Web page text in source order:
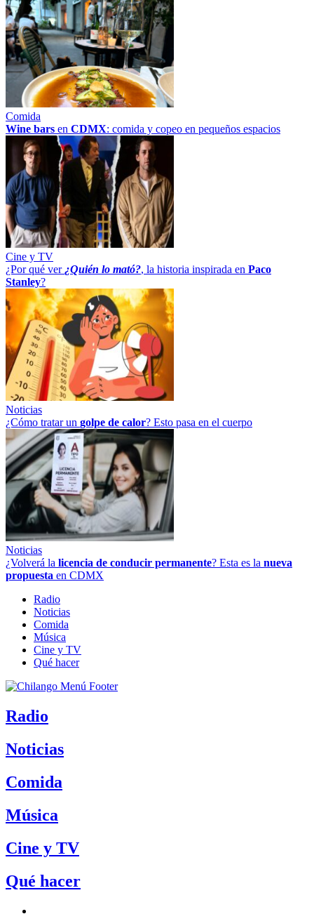
Comida
Wine bars en CDMX: comida y copeo en pequeños espacios
Cine y TV
¿Por qué ver¿Quién lo mató?, la historia inspirada en Paco
Stanley?
Noticias
¿Cómo tratar un golpe de calor? Esto pasa en el cuerpo
Noticias
¿Volverá la licencia de conducir permanente? Esta es la nueva
propuesta en CDMX
Radio
Noticias
Comida
Música
Cine y TV
Qué hacer
Radio
Noticias
Comida
Música
Cine y TV
Qué hacer